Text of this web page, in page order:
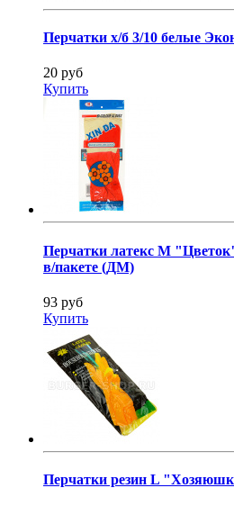
Перчатки х/б 3/10 белые
20 руб
Купить
Перчатки латекс M
в/пакете (ДМ)
93 руб
Купить
Перчатки резин L